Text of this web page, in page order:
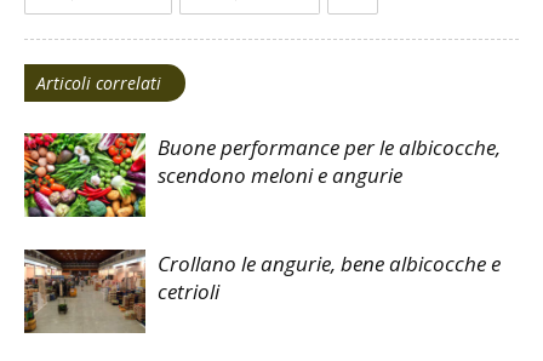
Articoli correlati
Buone performance per le albicocche,
scendono meloni e angurie
Crollano le angurie, bene albicocche e
cetrioli